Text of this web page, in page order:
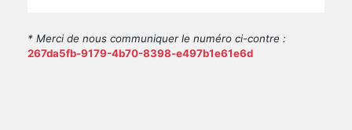
* Merci de nous communiquer le numéro ci-contre :
267da5fb-9179-4b70-8398-e497b1e61e6d